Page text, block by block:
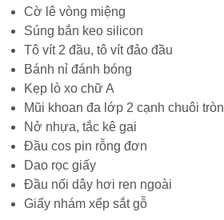
Cờ lê vòng miệng
Súng bắn keo silicon
Tô vít 2 đầu, tô vít đảo đầu
Bánh nỉ đánh bóng
Kẹp lò xo chữ A
Mũi khoan đa lớp 2 cạnh chuôi tròn
Nở nhựa, tắc kê gai
Đầu cos pin rỗng đơn
Dao rọc giấy
Đầu nối dây hơi ren ngoài
Giấy nhám xếp sắt gỗ